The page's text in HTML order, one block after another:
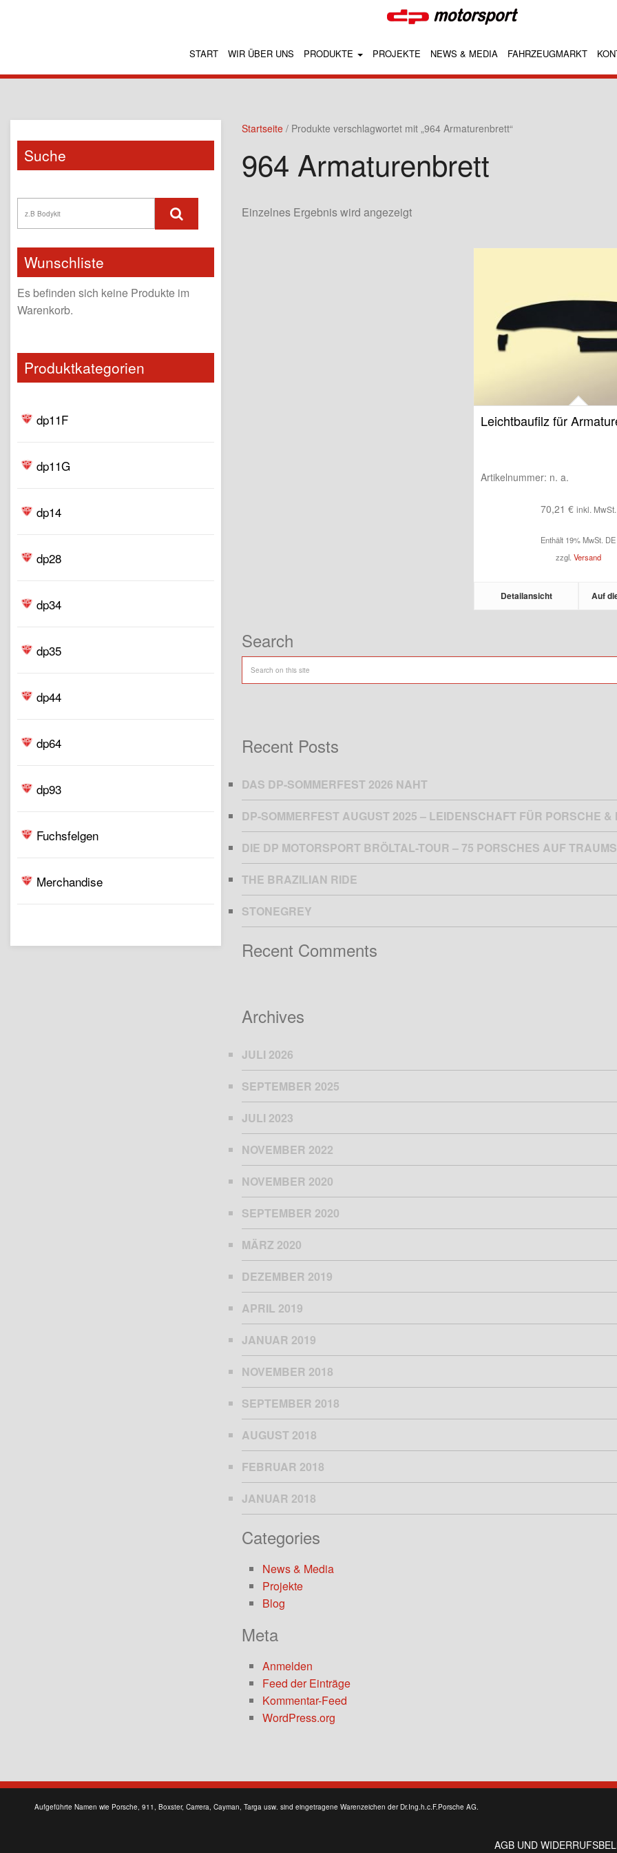
START WIR ÜBER UNS PRODUKTE PROJEKTE NEWS & MEDIA FAHRZEUGMARKT
Suche
Wunschliste
Es befinden sich keine Produkte im
Warenkorb.
Produktkategorien
dp11F
dp11G
dp14
dp28
dp34
dp35
dp44
dp64
dp93
Fuchsfelgen
Merchandise
Startseite / Produkte verschlagwortet mit „964 Armaturenbrett“
964 Armaturenbrett
Einzelnes Ergebnis wird angezeigt
Leichtbaufilz für
Artikelnummer: n. a.
70,21 € inkl. MwSt.
Enthält 19% MwSt. DE
zzgl. Versand
Detailansicht Auf
Search
Recent Posts
DAS DP-SOMMERFEST 2026 NAHT
DP-SOMMERFEST AUGUST 2025 – LEIDENSCHAFT FÜR PORSCHE &
DIE DP MOTORSPORT BRÖLTAL-TOUR – 75 PORSCHES AUF
THE BRAZILIAN RIDE
STONEGREY
Recent Comments
Archives
JULI 2026
SEPTEMBER 2025
JULI 2023
NOVEMBER 2022
NOVEMBER 2020
SEPTEMBER 2020
MÄRZ 2020
DEZEMBER 2019
APRIL 2019
JANUAR 2019
NOVEMBER 2018
SEPTEMBER 2018
AUGUST 2018
FEBRUAR 2018
JANUAR 2018
Categories
News & Media
Projekte
Blog
Meta
Anmelden
Feed der Einträge
Kommentar-Feed
WordPress.org
Aufgeführte Namen wie Porsche, 911, Boxster, Carrera, Cayman, Targa usw. sind eingetragene Warenzeichen der Dr.Ing.h.c.F.Porsche AG.
AGB UND